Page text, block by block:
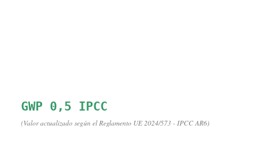
(Valor actualizado según el Reglamento UE 2024/573 - IPCC AR6)